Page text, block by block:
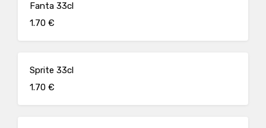
Fanta 33cl
1.70 €
Sprite 33cl
1.70 €